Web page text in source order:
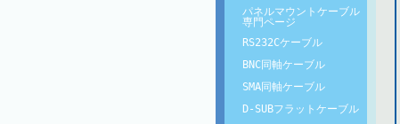
パネルマウントケーブル
専門ページ
RS232Cケーブル
BNC同軸ケーブル
SMA同軸ケーブル
D-SUBフラットケーブル